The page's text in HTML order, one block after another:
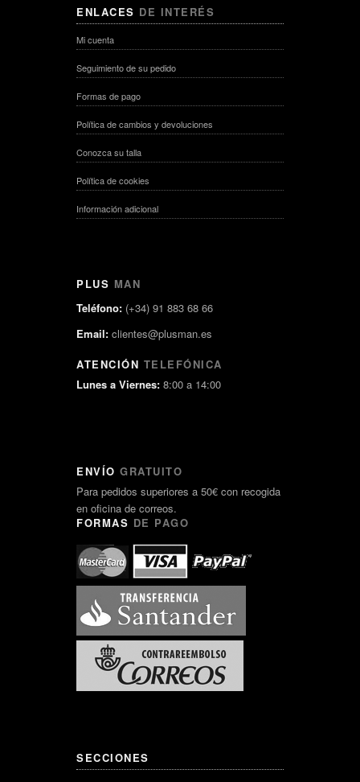
ENLACES DE INTERÉS
Mi cuenta
Seguimiento de su pedido
Formas de pago
Política de cambios y devoluciones
Conozca su talla
Política de cookies
Información adicional
PLUS MAN
Teléfono: (+34) 91 883 68 66
Email: clientes@plusman.es
ATENCIÓN TELEFÓNICA
Lunes a Viernes: 8:00 a 14:00
ENVÍO GRATUITO
Para pedidos superiores a 50€ con recogida
en oficina de correos.
FORMAS DE PAGO
SECCIONES